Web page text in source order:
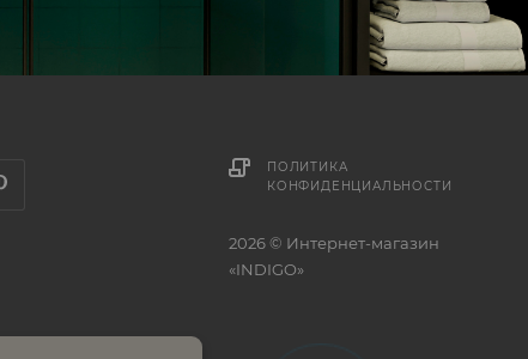
ПОЛИТИКА
КОНФИДЕНЦИАЛЬНОСТИ
2026 © Интернет-магазин
«INDIGO»